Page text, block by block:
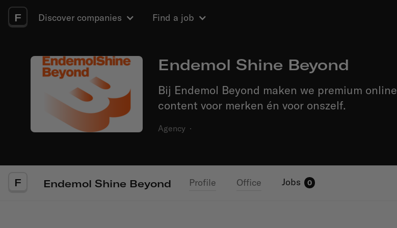
F Discover companies Find a job
Endemol Shine Beyond
Bij Endemol Beyond maken we premium online
content voor merken én voor onszelf.
Agency ·
F Endemol Shine Beyond Profile Office Jobs 0